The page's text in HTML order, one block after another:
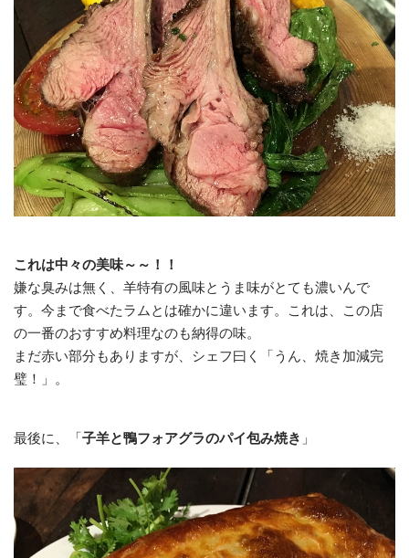
これは中々の美味～～！！
嫌な臭みは無く、羊特有の風味とうま味がとても濃いんで
す。今まで食べたラムとは確かに違います。これは、この店
の一番のおすすめ料理なのも納得の味。
まだ赤い部分もありますが、シェフ曰く「うん、焼き加減完
璧！」。
最後に、「子羊と鴨フォアグラのパイ包み焼き 」